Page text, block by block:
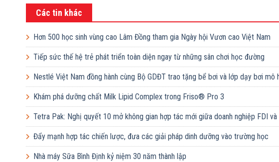
Các tin khác
Hơn 500 học sinh vùng cao Lâm Đồng tham gia Ngày hội Vươn cao Việt Nam
Tiếp sức thế hệ trẻ phát triển toàn diện ngay từ những sân chơi học đường
Nestlé Việt Nam đồng hành cùng Bộ GDĐT trao tặng bể bơi và lớp dạy bơi
Khám phá dưỡng chất Milk Lipid Complex trong Friso® Pro 3
Tetra Pak: Nghị quyết 10 mở không gian hợp tác mới giữa doanh nghiệp FDI
Đẩy mạnh hợp tác chiến lược, đưa các giải pháp dinh dưỡng vào trường học
Nhà máy Sữa Bình Định kỷ niệm 30 năm thành lập